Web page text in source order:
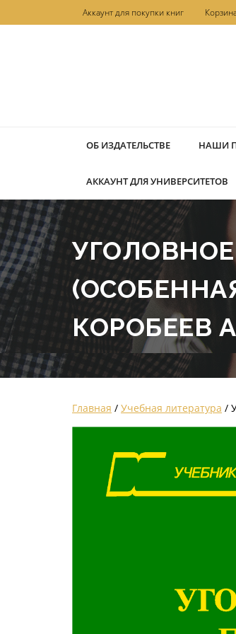
к
Аккаунт для покупки книг
ОБ ИЗДАТЕЛЬСТВЕ НАШИ
АККАУНТ ДЛЯ УНИВЕРСИТЕТОВ
КОРОБЕЕВ
Главная / Учебная литература /